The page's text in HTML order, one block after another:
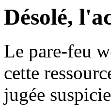
Désolé,
Le pare-feu
cette
jugée